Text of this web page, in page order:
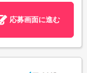
応募画面に進む